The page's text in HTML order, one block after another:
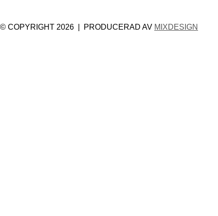
© COPYRIGHT 2026 | PRODUCERAD AV MIXDESIGN